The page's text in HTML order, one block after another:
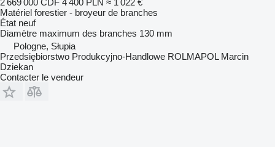
2 669 000 CDF 4 400 PLN ≈ 1 022 €
Matériel forestier - broyeur de branches
État neuf
Diamètre maximum des branches 130 mm
Pologne, Słupia
Przedsiębiorstwo Produkcyjno-Handlowe ROLMAPOL Marcin
Dziekan
Contacter le vendeur